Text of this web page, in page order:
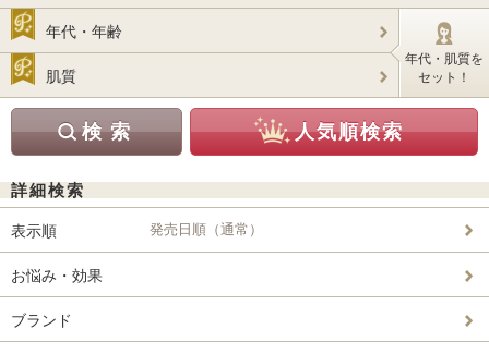
年代・年齢
肌質
年代・肌質を
セット！
詳細検索
表示順 発売日順（通常）
お悩み・効果
ブランド